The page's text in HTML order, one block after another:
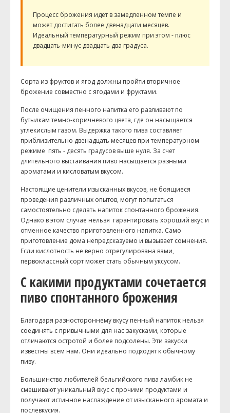
Процесс брожения идет в замедленном темпе и
может достигать более двенадцати месяцев.
Идеальный температурный режим при этом - плюс
двадцать-минус двадцать два градуса.
Сорта из фруктов и ягод должны пройти вторичное
брожение совместно с ягодами и фруктами.
После очищения пенного напитка его разливают по
бутылкам темно-коричневого цвета, где он насыщается
углекислым газом. Выдержка такого пива составляет
приблизительно двенадцать месяцев при температурном
режиме пять - десять градусов выше нуля. За счет
длительного выстаивания пиво насыщается разными
ароматами и кисловатым вкусом.
Настоящие ценители изысканных вкусов, не боящиеся
проведения различных опытов, могут попытаться
самостоятельно сделать напиток спонтанного брожения.
Однако в этом случае нельзя гарантировать хороший вкус и
отменное качество приготовленного напитка. Само
приготовление дома непредсказуемо и вызывает сомнения.
Если кислотность не верно отрегулирована вами,
первоклассный сорт может стать обычным уксусом.
С какими продуктами сочетается
пиво спонтанного брожения
Благодаря разностороннему вкусу пенный напиток нельзя
соединять с привычными для нас закусками, которые
отличаются остротой и более подсолены. Эти закуски
известны всем нам. Они идеально подходят к обычному
пиву.
Большинство любителей бельгийского пива ламбик не
смешивают уникальный вкус с прочими продуктами и
получают истинное наслаждение от изысканного аромата и
послевкусия.